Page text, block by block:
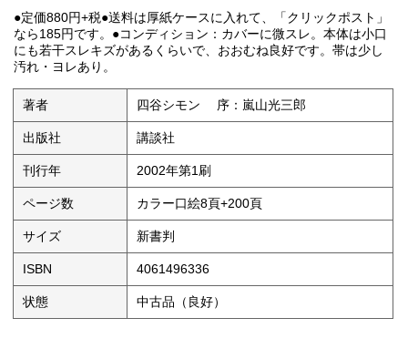
●定価880円+税●送料は厚紙ケースに入れて、「クリックポスト」
なら185円です。●コンディション：カバーに微スレ。本体は小口
にも若干スレキズがあるくらいで、おおむね良好です。帯は少し
汚れ・ヨレあり。
著者 四谷シモン 序：嵐山光三郎
出版社 講談社
刊行年 2002年第1刷
ページ数 カラー口絵8頁+200頁
サイズ 新書判
ISBN 4061496336
状態 中古品（良好）